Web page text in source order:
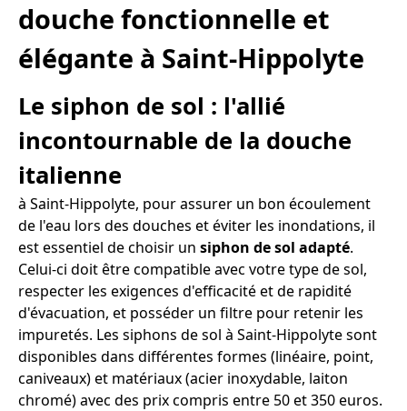
douche fonctionnelle et
élégante à Saint-Hippolyte
Le siphon de sol : l'allié
incontournable de la douche
italienne
à Saint-Hippolyte, pour assurer un bon écoulement
de l'eau lors des douches et éviter les inondations, il
est essentiel de choisir un siphon de sol adapté.
Celui-ci doit être compatible avec votre type de sol,
respecter les exigences d'efficacité et de rapidité
d'évacuation, et posséder un filtre pour retenir les
impuretés. Les siphons de sol à Saint-Hippolyte sont
disponibles dans différentes formes (linéaire, point,
caniveaux) et matériaux (acier inoxydable, laiton
chromé) avec des prix compris entre 50 et 350 euros.